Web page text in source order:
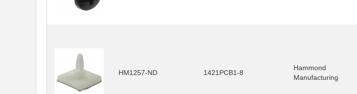
HM1257-ND 1421PCB1-8
Hammond
Manufacturing